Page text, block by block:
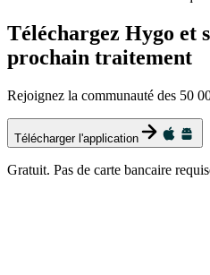
Téléchargez Hygo et
prochain traitement
Rejoignez la communauté des 50
Télécharger l'application
Gratuit. Pas de carte bancaire